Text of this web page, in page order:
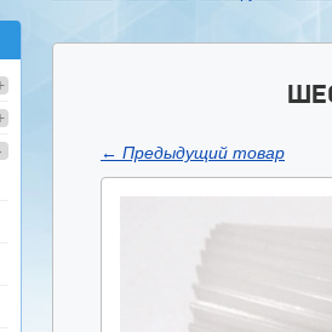
← Предыдущий товар